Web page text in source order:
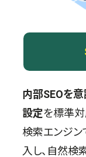
内部SEOを意
設定を標準対
検索エンジ
入し、自然検